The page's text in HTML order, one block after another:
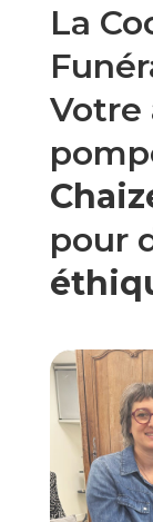
La
Votre
pour